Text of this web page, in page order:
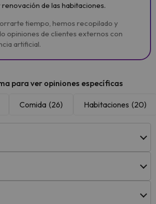
de las habitaciones.
tiempo, hemos recopilado y
opiniones de clientes externos con
artificial.
para ver opiniones específicas
Comida (26) Habitaciones (20)